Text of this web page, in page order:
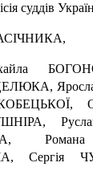
суддів
Сергія